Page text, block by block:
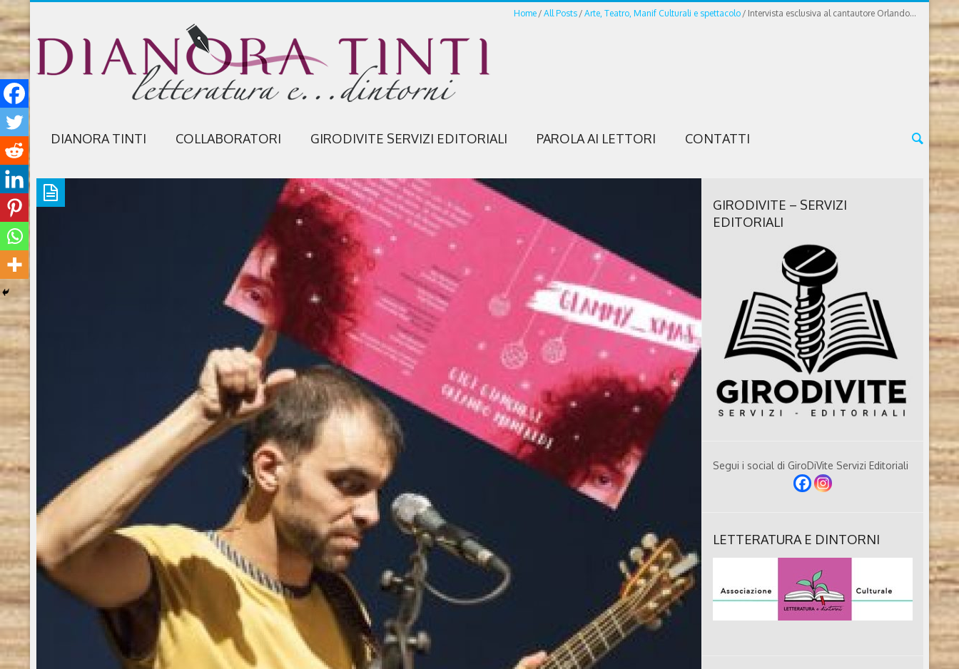
Home All Posts Arte, Teatro, Manif Culturali e spettacolo Intervista esclusiva al cantautore Orlando...
DIANORA TINTI COLLABORATORI GIRODIVITE SERVIZI EDITORIALI PAROLA AI LETTORI CONTATTI
GIRODIVITE – SERVIZI
EDITORIALI
Segui i social di GiroDiVite Servizi Editoriali
LETTERATURA E DINTORNI